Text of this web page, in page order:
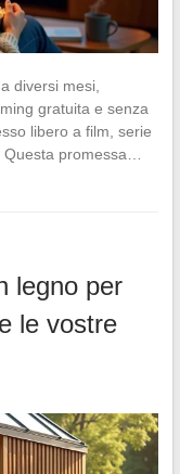
diversi mesi,
gratuita e senza
libero a film, serie
promessa…
legno per
le vostre